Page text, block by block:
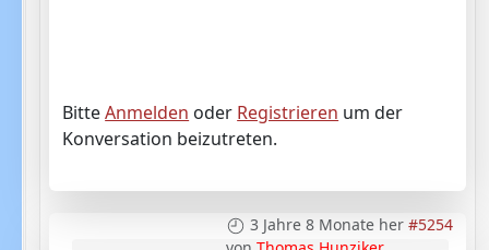
BitteAnmelden oder Registrieren um der
Konversation beizutreten.
3 Jahre 8 Monate her #5254